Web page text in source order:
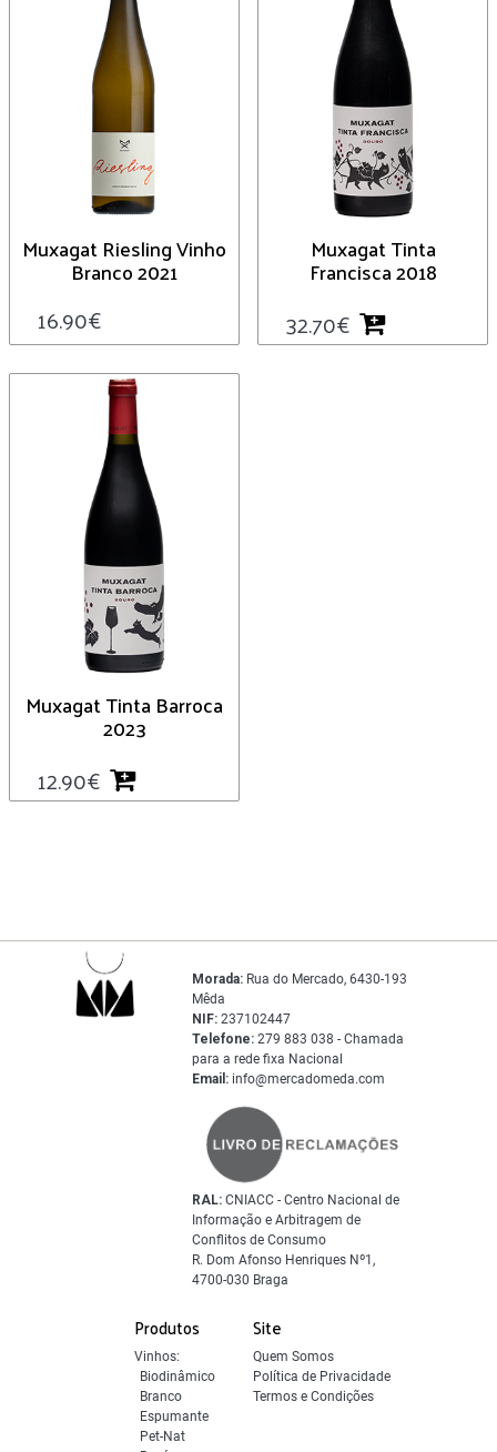
Muxagat Riesling Vinho
Branco 2021
16.90€
Muxagat Tinta
Francisca 2018
32.70€
Muxagat Tinta Barroca
2023
12.90€
Produtos
Vinhos:
Biodinâmico
Branco
Espumante
Pet-Nat
Site
Quem Somos
Política de Privacidade
Termos e Condições
Morada: Rua do Mercado, 6430-193
Mêda
NIF: 237102447
Telefone: 279 883 038 - Chamada
para a rede fixa Nacional
Email: info@mercadomeda.com
RAL: CNIACC - Centro Nacional de
Informação e Arbitragem de
Conflitos de Consumo
R. Dom Afonso Henriques Nº1,
4700-030 Braga